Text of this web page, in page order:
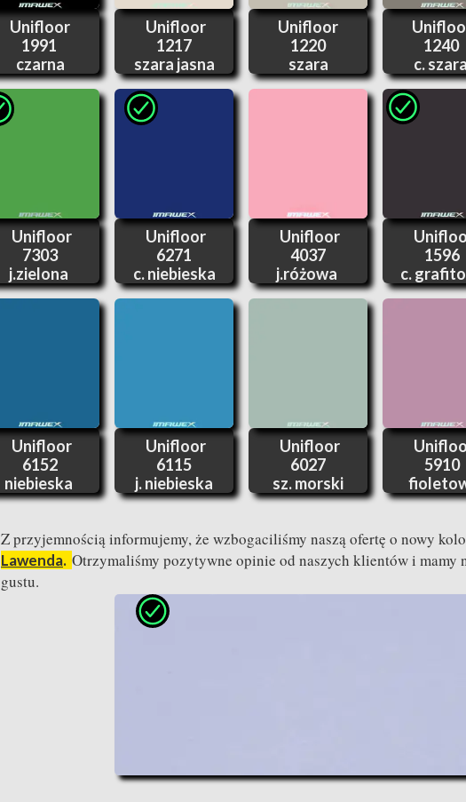
Unifloor
1991
czarna
Unifloor
1217
szara jasna
Unifloor
1220
szara
1240
c. szara
Unifloor
7303
j.zielona
Unifloor
6271
c. niebieska
Unifloor
4037
j.różowa
1596
c.
Unifloor
6152
niebieska
Unifloor
6115
j. niebieska
Unifloor
6027
sz. morski
5910
Z przyjemnością informujemy, że wzbogaciliśmy naszą ofertę o nowy
Lawenda. Otrzymaliśmy pozytywne opinie od naszych klientów i mamy
gustu.